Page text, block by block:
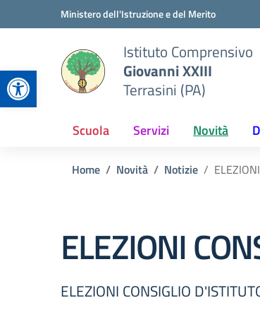
Apri la barra degli strumenti
Vai ai contenuti
Vai al menu di navigazioneMinistero dell'Istruzione e del Merito
Istituto Comprensivo
Giovanni XXIII
Terrasini (PA)
Scuola Servizi Novità
Home Novità Notizie
ELEZIONI
ELEZIONI CONSIGLIO